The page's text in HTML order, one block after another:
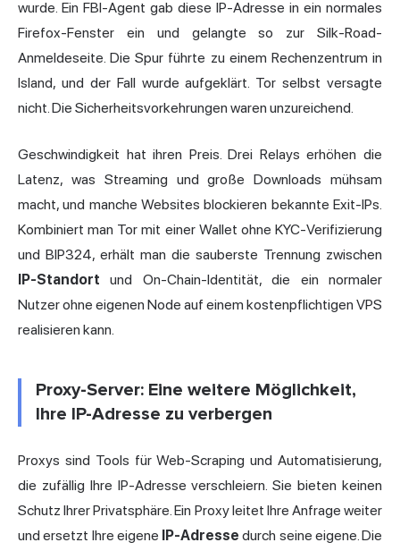
wurde. Ein FBI-Agent gab diese IP-Adresse in ein normales
Firefox-Fenster ein und gelangte so zur Silk-Road-
Anmeldeseite. Die Spur führte zu einem Rechenzentrum in
Island, und der Fall wurde aufgeklärt. Tor selbst versagte
nicht. Die Sicherheitsvorkehrungen waren unzureichend.
Geschwindigkeit hat ihren Preis. Drei Relays erhöhen die
Latenz, was Streaming und große Downloads mühsam
macht, und manche Websites blockieren bekannte Exit-IPs.
Kombiniert man Tor mit einer Wallet ohne KYC-Verifizierung
und BIP324, erhält man die sauberste Trennung zwischen
IP-Standort und On-Chain-Identität, die ein normaler
Nutzer ohne eigenen Node auf einem kostenpflichtigen VPS
realisieren kann.
Proxy-Server: Eine weitere Möglichkeit,
Ihre IP-Adresse zu verbergen
Proxys sind Tools für Web-Scraping und Automatisierung,
die zufällig Ihre IP-Adresse verschleiern. Sie bieten keinen
Schutz Ihrer Privatsphäre. Ein Proxy leitet Ihre Anfrage weiter
und ersetzt Ihre eigene IP-Adresse durch seine eigene. Die